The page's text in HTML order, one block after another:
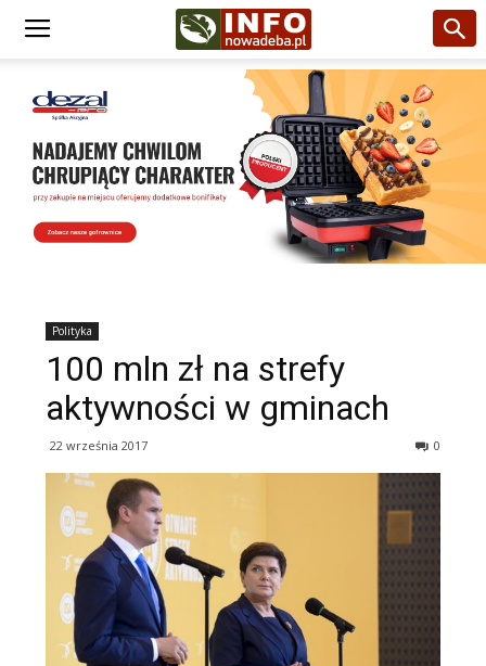
Polityka
100 mln zł na strefy
aktywności w gminach
22 września 2017 0